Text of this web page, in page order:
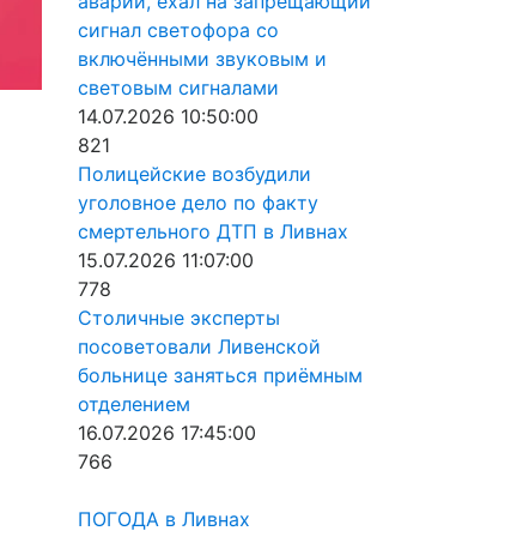
сигнал светофора со
включёнными звуковым и
световым сигналами
14.07.2026 10:50:00
821
Полицейские возбудили
уголовное дело по факту
смертельного ДТП в Ливнах
15.07.2026 11:07:00
778
Столичные эксперты
посоветовали Ливенской
больнице заняться приёмным
отделением
16.07.2026 17:45:00
766
ПОГОДА в Ливнах